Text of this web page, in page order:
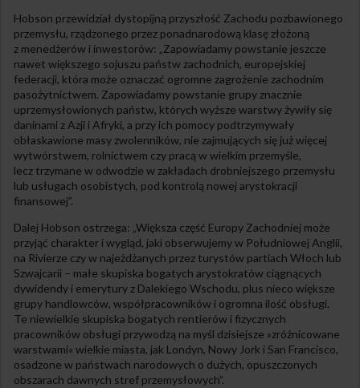
Hobson przewidział dystopijną przyszłość Zachodu pozbawionego
przemysłu, rządzonego przez ponadnarodową klasę złożoną
z menedżerów i inwestorów: „Zapowiadamy powstanie jeszcze
nawet większego sojuszu państw zachodnich, europejskiej
federacji, która może oznaczać ogromne zagrożenie zachodnim
pasożytnictwem. Zapowiadamy powstanie grupy znacznie
uprzemysłowionych państw, których wyższe warstwy żywiły się
daninami z Azji i Afryki, a przy ich pomocy podtrzymywały
obłaskawione masy zwolenników, nie zajmujących się już więcej
wytwórstwem, rolnictwem czy pracą w wielkim przemyśle,
lecz trzymane w odwodzie w zakładach drobniejszego przemysłu
lub usługach osobistych, pod kontrolą nowej arystokracji
finansowej”.
Dalej Hobson ostrzega: „Większa część Europy Zachodniej może
przyjąć charakter i wygląd, jaki obserwujemy w Południowej Anglii,
na Rivierze czy w najeżdżanych przez turystów partiach Włoch lub
Szwajcarii – małe skupiska bogatych arystokratów ciągnących
dywidendy i emerytury z Dalekiego Wschodu, plus nieco większe
grupy handlowców, współpracowników i ogromna ilość obsługi.
Te niewielkie skupiska bogatych rentierów i fizycznych
pracowników obsługi przywodzą na myśl dzisiejsze »zróżnicowane
warstwami« wielkie miasta, jak Londyn, Nowy Jork i San Francisco,
osadzone w państwach narodowych o dużych, opuszczonych
obszarach dawnych stref przemysłowych”.